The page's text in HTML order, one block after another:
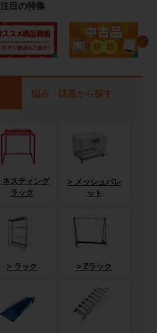
注目の特集
悩み・課題から探す
ネスティング
ラック
メッシュパレ
ット
ラック Zラック